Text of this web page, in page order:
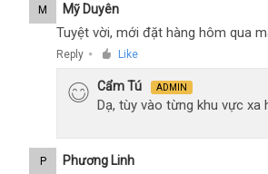
M Mỹ Duyên
Tuyệt vời, mới đặt hàng hôm qua
Reply ● Like
Cẩm Tú ADMIN
Dạ, tùy vào từng khu vực xa
P Phương Linh